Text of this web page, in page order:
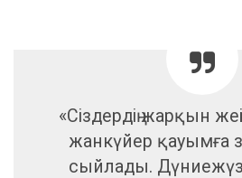
«Сіздердің жарқын
жанкүйер қауымға
сыйлады.